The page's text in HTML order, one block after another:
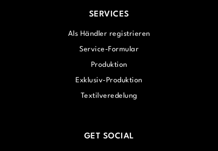
SERVICES
Als Händler registrieren
Service-Formular
Produktion
Exklusiv-Produktion
Textilveredelung
GET SOCIAL